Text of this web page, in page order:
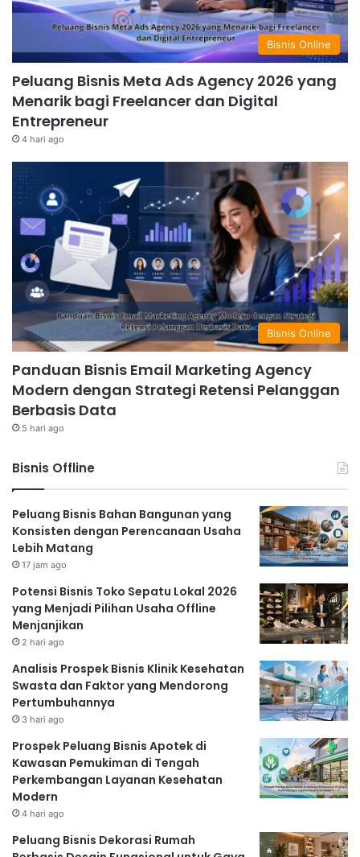
Bisnis Online
Peluang Bisnis Meta Ads Agency 2026 yang
Menarik bagi Freelancer dan Digital
Entrepreneur
4 hari ago
Bisnis Online
Panduan Bisnis Email Marketing Agency
Modern dengan Strategi Retensi Pelanggan
Berbasis Data
5 hari ago
Bisnis Offline
Peluang Bisnis Bahan Bangunan yang
Konsisten dengan Perencanaan Usaha
Lebih Matang
17 jam ago
Potensi Bisnis Toko Sepatu Lokal 2026
yang Menjadi Pilihan Usaha Offline
Menjanjikan
2 hari ago
Analisis Prospek Bisnis Klinik Kesehatan
Swasta dan Faktor yang Mendorong
Pertumbuhannya
3 hari ago
Prospek Peluang Bisnis Apotek di
Kawasan Pemukiman di Tengah
Perkembangan Layanan Kesehatan
Modern
4 hari ago
Peluang Bisnis Dekorasi Rumah